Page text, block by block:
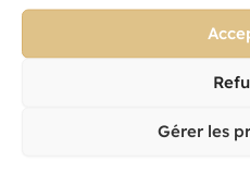
Gérer les
déce
2025